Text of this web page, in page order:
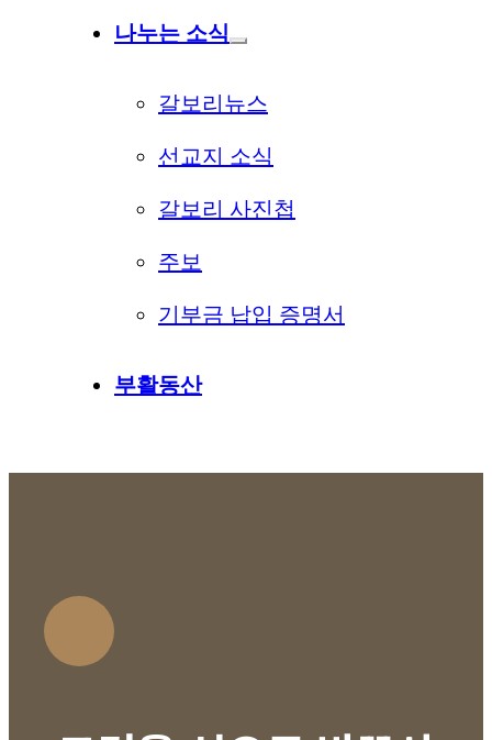
나누는 소식
갈보리뉴스
선교지 소식
갈보리 사진첩
주보
기부금 납입 증명서
부활동산